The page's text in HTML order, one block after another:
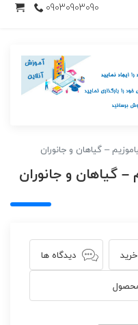
09030903090
– گیاهان و جانوران
– گیاهان و جانوران
دیدگاه ها